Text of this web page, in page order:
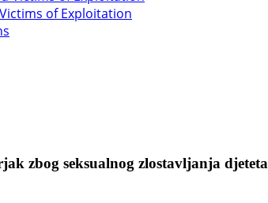
of Exploitation
zbog seksualnog zlostavljanja djeteta